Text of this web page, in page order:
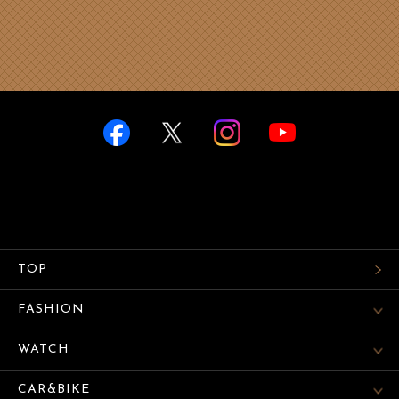
TOP
FASHION
WATCH
CAR&BIKE